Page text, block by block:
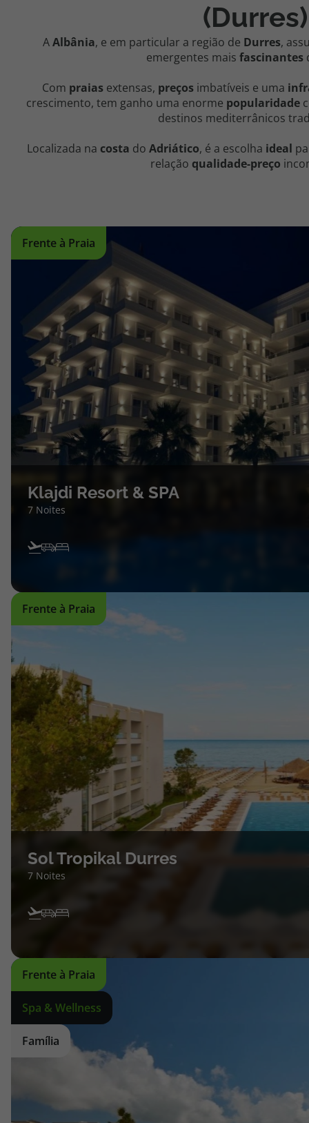
Custo de uma chamada para a rede fixa nacional.
Apoio ao cliente no Estrangeiro
Custo de uma chamada para a rede fixa nacional.
A sua agência de viagens Top Atlântico tem a preocupação de estar
sempre mais perto de si, para maior comodidade e total facilidade
center a funcionar todos os dias úteis das 10:00 às 20:00 e Sábado
das 10:00 às 14:00.
(Durres)
AAlbânia, e em particular a região de Durres,
emergentes mais fascinantes
Com praiasextensas, preçosimbatíveis e uma
crescimento, tem ganho uma enorme popularidade
destinos mediterrânicos
Localizada na costa do Adriático, é a escolha ideal
relação qualidade-preço
Frente à Praia
Klajdi Resort & SPA
7 Noites
Frente à Praia
Sol Tropikal Durres
7 Noites
Frente à Praia
Spa & Wellness
Família